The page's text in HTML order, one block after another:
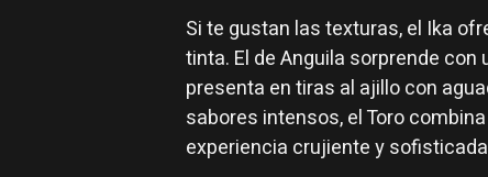
Si te gustan las texturas, el Ika
tinta. El de Anguila sorprende con
presenta en tiras al ajillo con
sabores intensos, el Toro
experiencia crujiente y